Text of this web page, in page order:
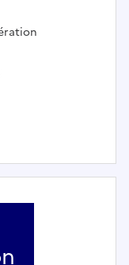
OU